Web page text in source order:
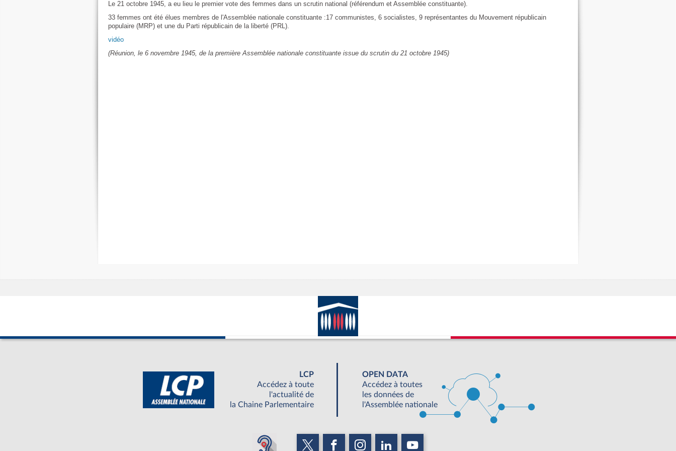
Le 21 octobre 1945, a eu lieu le premier vote des femmes dans un scrutin national (référendum et Assemblée constituante).
33 femmes ont été élues membres de l'Assemblée nationale constituante :17 communistes, 6 socialistes, 9 représentantes du Mouvement républicain
populaire (MRP) et une du Parti républicain de la liberté (PRL).
vidéo
(Réunion, le 6 novembre 1945, de la première Assemblée nationale constituante issue du scrutin du 21 octobre 1945)
LCP
Accédez à toute
l'actualité de
la Chaine Parlementaire
OPEN DATA
Accédez à toutes
les données de
l'Assemblée nationale